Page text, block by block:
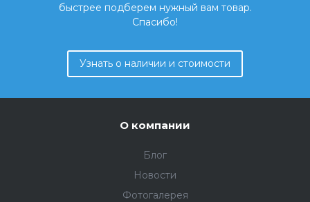
быстрее подберем нужный вам товар.
Спасибо!
Узнать о наличии и стоимости
О компании
Блог
Новости
Фотогалерея